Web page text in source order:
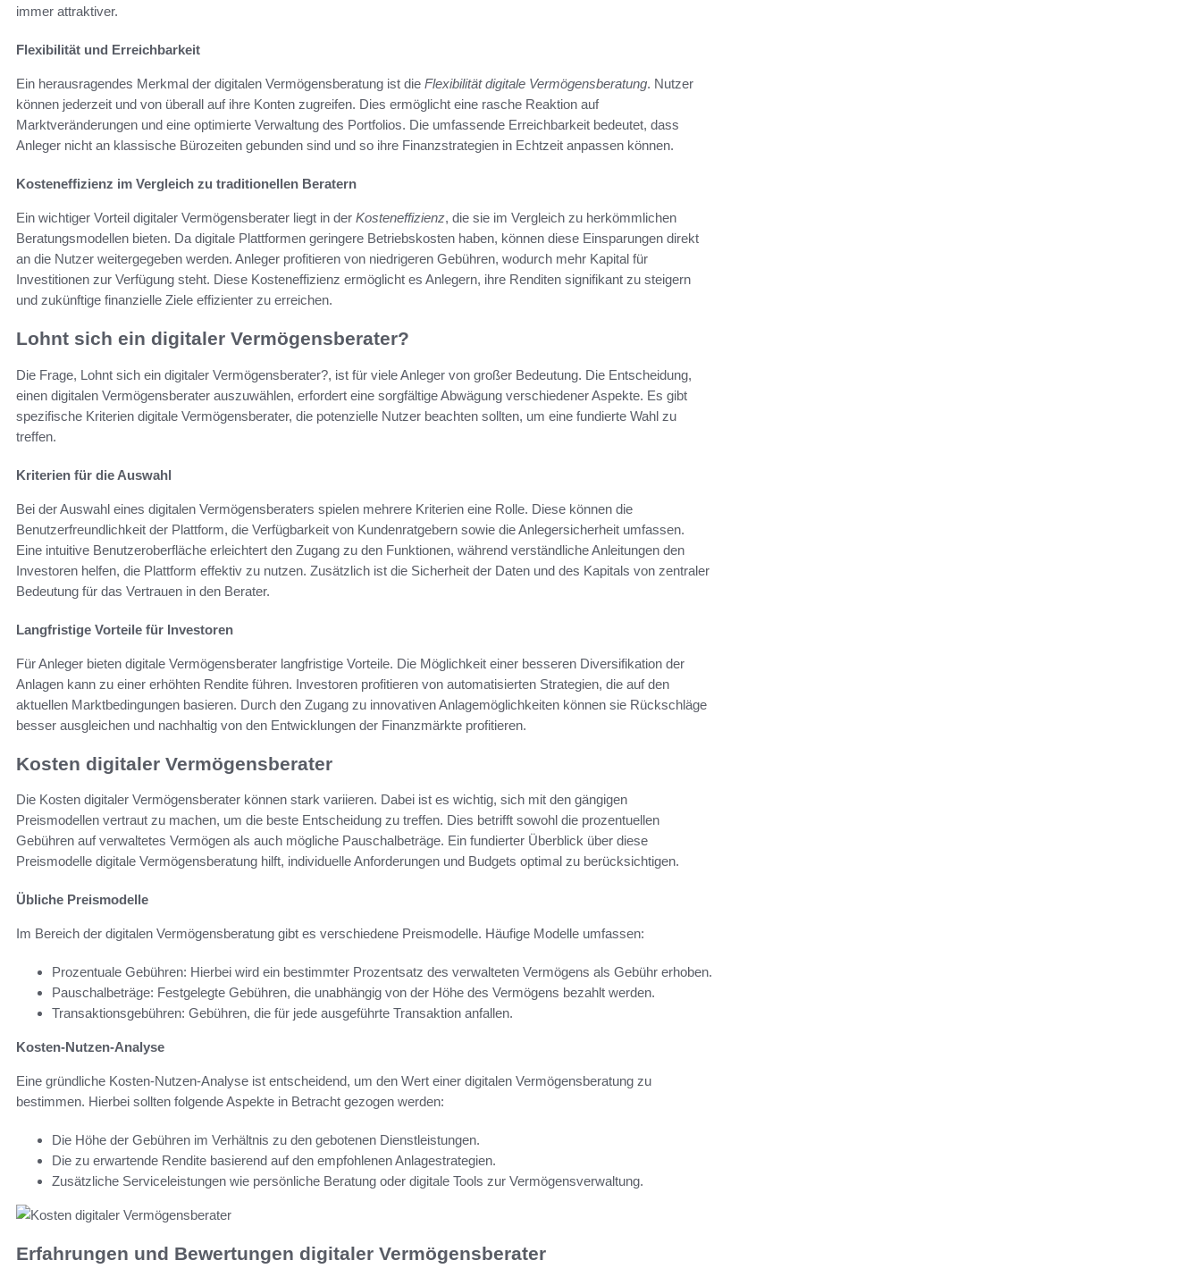
immer attraktiver.
Flexibilität und Erreichbarkeit
Ein herausragendes Merkmal der digitalen Vermögensberatung ist die Flexibilität digitale Vermögensberatung. Nutzer
können jederzeit und von überall auf ihre Konten zugreifen. Dies ermöglicht eine rasche Reaktion auf
Marktveränderungen und eine optimierte Verwaltung des Portfolios. Die umfassende Erreichbarkeit bedeutet, dass
Anleger nicht an klassische Bürozeiten gebunden sind und so ihre Finanzstrategien in Echtzeit anpassen können.
Kosteneffizienz im Vergleich zu traditionellen Beratern
Ein wichtiger Vorteil digitaler Vermögensberater liegt in der Kosteneffizienz, die sie im Vergleich zu herkömmlichen
Beratungsmodellen bieten. Da digitale Plattformen geringere Betriebskosten haben, können diese Einsparungen direkt
an die Nutzer weitergegeben werden. Anleger profitieren von niedrigeren Gebühren, wodurch mehr Kapital für
Investitionen zur Verfügung steht. Diese Kosteneffizienz ermöglicht es Anlegern, ihre Renditen signifikant zu steigern
und zukünftige finanzielle Ziele effizienter zu erreichen.
Lohnt sich ein digitaler Vermögensberater?
Die Frage, Lohnt sich ein digitaler Vermögensberater?, ist für viele Anleger von großer Bedeutung. Die Entscheidung,
einen digitalen Vermögensberater auszuwählen, erfordert eine sorgfältige Abwägung verschiedener Aspekte. Es gibt
spezifische Kriterien digitale Vermögensberater, die potenzielle Nutzer beachten sollten, um eine fundierte Wahl zu
treffen.
Kriterien für die Auswahl
Bei der Auswahl eines digitalen Vermögensberaters spielen mehrere Kriterien eine Rolle. Diese können die
Benutzerfreundlichkeit der Plattform, die Verfügbarkeit von Kundenratgebern sowie die Anlegersicherheit umfassen.
Eine intuitive Benutzeroberfläche erleichtert den Zugang zu den Funktionen, während verständliche Anleitungen den
Investoren helfen, die Plattform effektiv zu nutzen. Zusätzlich ist die Sicherheit der Daten und des Kapitals von zentraler
Bedeutung für das Vertrauen in den Berater.
Langfristige Vorteile für Investoren
Für Anleger bieten digitale Vermögensberater langfristige Vorteile. Die Möglichkeit einer besseren Diversifikation der
Anlagen kann zu einer erhöhten Rendite führen. Investoren profitieren von automatisierten Strategien, die auf den
aktuellen Marktbedingungen basieren. Durch den Zugang zu innovativen Anlagemöglichkeiten können sie Rückschläge
besser ausgleichen und nachhaltig von den Entwicklungen der Finanzmärkte profitieren.
Kosten digitaler Vermögensberater
Die Kosten digitaler Vermögensberater können stark variieren. Dabei ist es wichtig, sich mit den gängigen
Preismodellen vertraut zu machen, um die beste Entscheidung zu treffen. Dies betrifft sowohl die prozentuellen
Gebühren auf verwaltetes Vermögen als auch mögliche Pauschalbeträge. Ein fundierter Überblick über diese
Preismodelle digitale Vermögensberatung hilft, individuelle Anforderungen und Budgets optimal zu berücksichtigen.
Übliche Preismodelle
Im Bereich der digitalen Vermögensberatung gibt es verschiedene Preismodelle. Häufige Modelle umfassen:
Prozentuale Gebühren: Hierbei wird ein bestimmter Prozentsatz des verwalteten Vermögens als Gebühr erhoben.
Pauschalbeträge: Festgelegte Gebühren, die unabhängig von der Höhe des Vermögens bezahlt werden.
Transaktionsgebühren: Gebühren, die für jede ausgeführte Transaktion anfallen.
Kosten-Nutzen-Analyse
Eine gründliche Kosten-Nutzen-Analyse ist entscheidend, um den Wert einer digitalen Vermögensberatung zu
bestimmen. Hierbei sollten folgende Aspekte in Betracht gezogen werden:
Die Höhe der Gebühren im Verhältnis zu den gebotenen Dienstleistungen.
Die zu erwartende Rendite basierend auf den empfohlenen Anlagestrategien.
Zusätzliche Serviceleistungen wie persönliche Beratung oder digitale Tools zur Vermögensverwaltung.
Erfahrungen und Bewertungen digitaler Vermögensberater